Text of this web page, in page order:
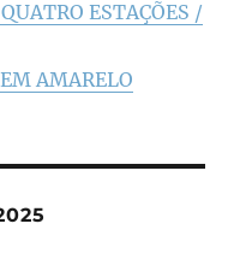
ESTAÇÕES /
AMARELO